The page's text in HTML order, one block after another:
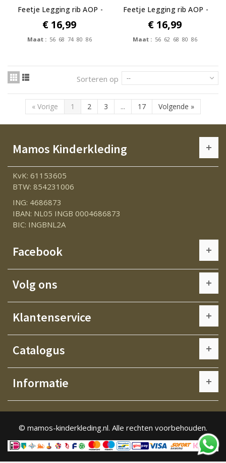
Feetje Legging rib AOP -
Forest...
€ 16,99
Maat : 56 68 74 80 86
Feetje Legging rib AOP -
Forest...
€ 16,99
Maat : 56 62 68 80 86
Sorteren op --
« Vorige 1 2 3 ... 17 Volgende »
Mamos Kinderkleding
KvK: 61153605
BTW: 854231006
ING: 4686873
IBAN: NL05 INGB 0004686873
BIC: INGBNL2A
Facebook
Volg ons
Klantenservice
Catalogus
Informatie
© mamos-kinderkleding.nl. Alle rechten voorbehouden.